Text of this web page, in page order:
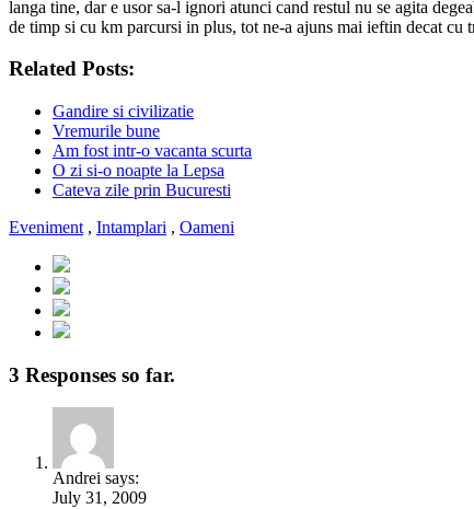
langa tine, dar e usor sa-l ignori atunci cand restul nu se agita
de timp si cu km parcursi in plus, tot ne-a ajuns mai ieftin decat
Related Posts:
Gandire si civilizatie
Vremurile bune
Am fost intr-o vacanta scurta
O zi si-o noapte la Lepsa
Cateva zile prin Bucuresti
Eveniment , Intamplari , Oameni
3 Responses so far.
Andrei says:
July 31, 2009